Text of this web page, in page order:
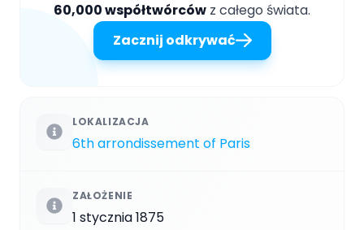
60,000 współtwórców z całego świata.
Zacznij odkrywać
LOKALIZACJA
6th arrondissement of Paris
ZAŁOŻENIE
1 stycznia 1875